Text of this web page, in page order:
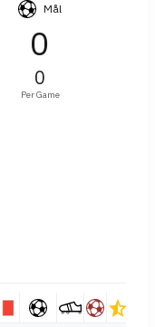
Mål
0
0
Per Game